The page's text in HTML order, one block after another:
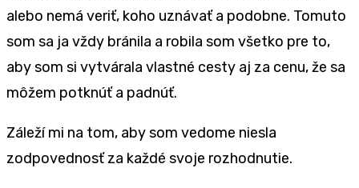
alebo nemá veriť, koho uznávať a podobne. Tomuto
som sa ja vždy bránila a robila som všetko pre to,
aby som si vytvárala vlastné cesty aj za cenu, že sa
môžem potknúť a padnúť.
Záleží mi na tom, aby som vedome niesla
zodpovednosť za každé svoje rozhodnutie.